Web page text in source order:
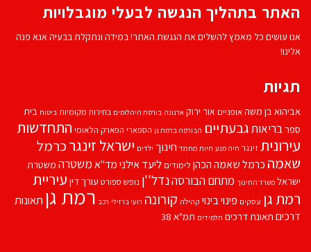
האתר בתהליך הנגשה לבעלי מוגבלויות
אנו עושים כל מאמץ להשלים את הנגשת האתר! במידה ונתקלת בבעיה אנא פנה
אלינו!
תגיות
אביהוא בן משהאופניים אור ירוק ארנונה בורסת היהלומים בחירות מקומיות ביטוח בית
ספרבריאותגבעתיים הבורסה ברמת גן הספארי הפארק הלאומי התחדשות
עירוניתזינגר חיה מנע חיות מחמד חינוך ילדים ישראל זינגרכרמל
שאמה כרמל שאמה הכהן לימודים ליעד אילנימד''אמשטרה משטרת
ישראל משרד החינוך מתחם הבורסהנדל''ן נופש ספורט עורך דין עיריית
רמת גן עסקים פינוי בינוי קהילה קורונה רועי ברזילי רכב רמת גן תאונות
דרכים תאונת דרכים תלמידים תמ"א 38